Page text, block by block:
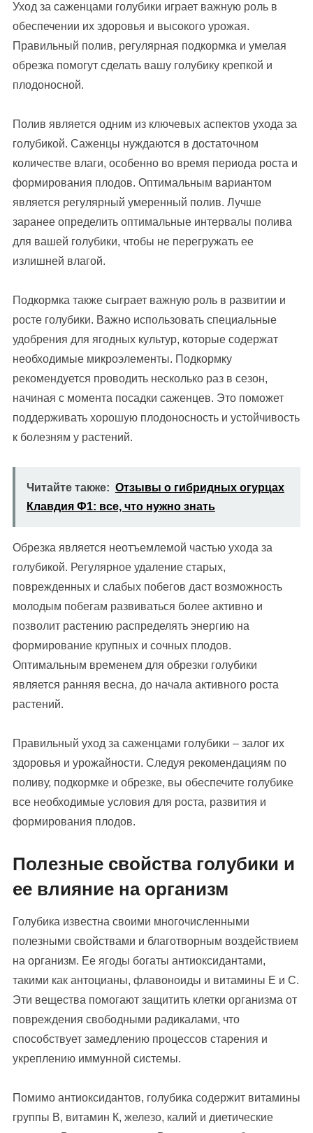
Уход за саженцами голубики играет важную роль в
обеспечении их здоровья и высокого урожая.
Правильный полив, регулярная подкормка и умелая
обрезка помогут сделать вашу голубику крепкой и
плодоносной.
Полив является одним из ключевых аспектов ухода за
голубикой. Саженцы нуждаются в достаточном
количестве влаги, особенно во время периода роста и
формирования плодов. Оптимальным вариантом
является регулярный умеренный полив. Лучше
заранее определить оптимальные интервалы полива
для вашей голубики, чтобы не перегружать ее
излишней влагой.
Подкормка также сыграет важную роль в развитии и
росте голубики. Важно использовать специальные
удобрения для ягодных культур, которые содержат
необходимые микроэлементы. Подкормку
рекомендуется проводить несколько раз в сезон,
начиная с момента посадки саженцев. Это поможет
поддерживать хорошую плодоносность и устойчивость
к болезням у растений.
Читайте также: Отзывы о гибридных огурцах
Клавдия Ф1: все, что нужно знать
Обрезка является неотъемлемой частью ухода за
голубикой. Регулярное удаление старых,
поврежденных и слабых побегов даст возможность
молодым побегам развиваться более активно и
позволит растению распределять энергию на
формирование крупных и сочных плодов.
Оптимальным временем для обрезки голубики
является ранняя весна, до начала активного роста
растений.
Правильный уход за саженцами голубики – залог их
здоровья и урожайности. Следуя рекомендациям по
поливу, подкормке и обрезке, вы обеспечите голубике
все необходимые условия для роста, развития и
формирования плодов.
Полезные свойства голубики и
ее влияние на организм
Голубика известна своими многочисленными
полезными свойствами и благотворным воздействием
на организм. Ее ягоды богаты антиоксидантами,
такими как антоцианы, флавоноиды и витамины Е и С.
Эти вещества помогают защитить клетки организма от
повреждения свободными радикалами, что
способствует замедлению процессов старения и
укреплению иммунной системы.
Помимо антиоксидантов, голубика содержит витамины
группы В, витамин К, железо, калий и диетические